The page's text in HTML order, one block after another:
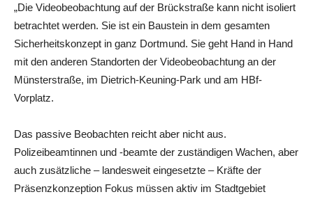
„Die Videobeobachtung auf der Brückstraße kann nicht isoliert
betrachtet werden. Sie ist ein Baustein in dem gesamten
Sicherheitskonzept in ganz Dortmund. Sie geht Hand in Hand
mit den anderen Standorten der Videobeobachtung an der
Münsterstraße, im Dietrich-Keuning-Park und am HBf-
Vorplatz.
Das passive Beobachten reicht aber nicht aus.
Polizeibeamtinnen und -beamte der zuständigen Wachen, aber
auch zusätzliche – landesweit eingesetzte – Kräfte der
Präsenzkonzeption Fokus müssen aktiv im Stadtgebiet